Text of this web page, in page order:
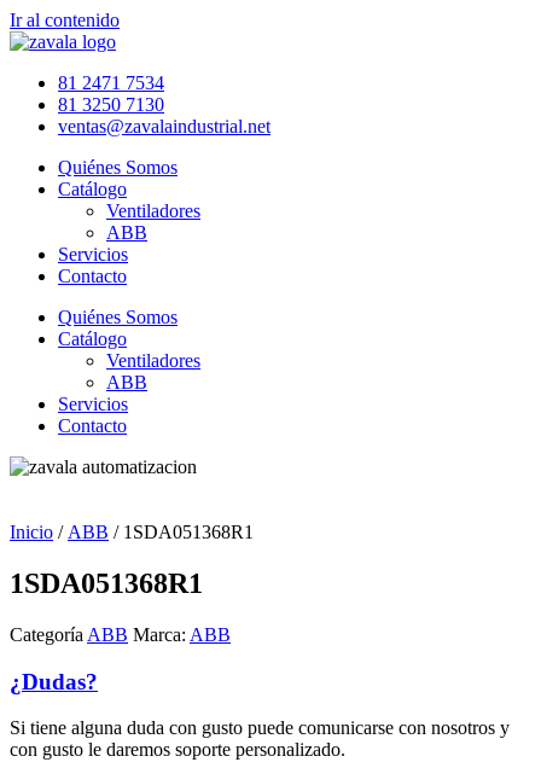
Ir al contenido
81 2471 7534
81 3250 7130
ventas@zavalaindustrial.net
Quiénes Somos
Catálogo
Ventiladores
ABB
Servicios
Contacto
Quiénes Somos
Catálogo
Ventiladores
ABB
Servicios
Contacto
Inicio / ABB / 1SDA051368R1
1SDA051368R1
Categoría ABB Marca: ABB
¿Dudas?
Si tiene alguna duda con gusto puede comunicarse con nosotros y
con gusto le daremos soporte personalizado.